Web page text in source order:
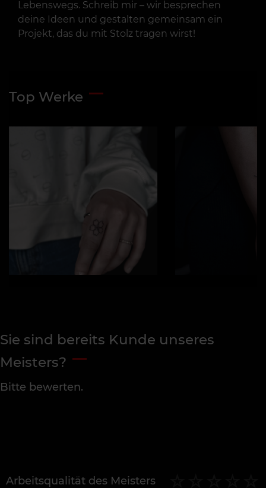
Lebenswegs. Schreib mir – wir besprechen
deine Ideen und gestalten gemeinsam ein
Projekt, das du mit Stolz tragen wirst!
Top Werke
Sie sind bereits Kunde unseres
Meisters?
Bitte bewerten.
Arbeitsqualität des Meisters